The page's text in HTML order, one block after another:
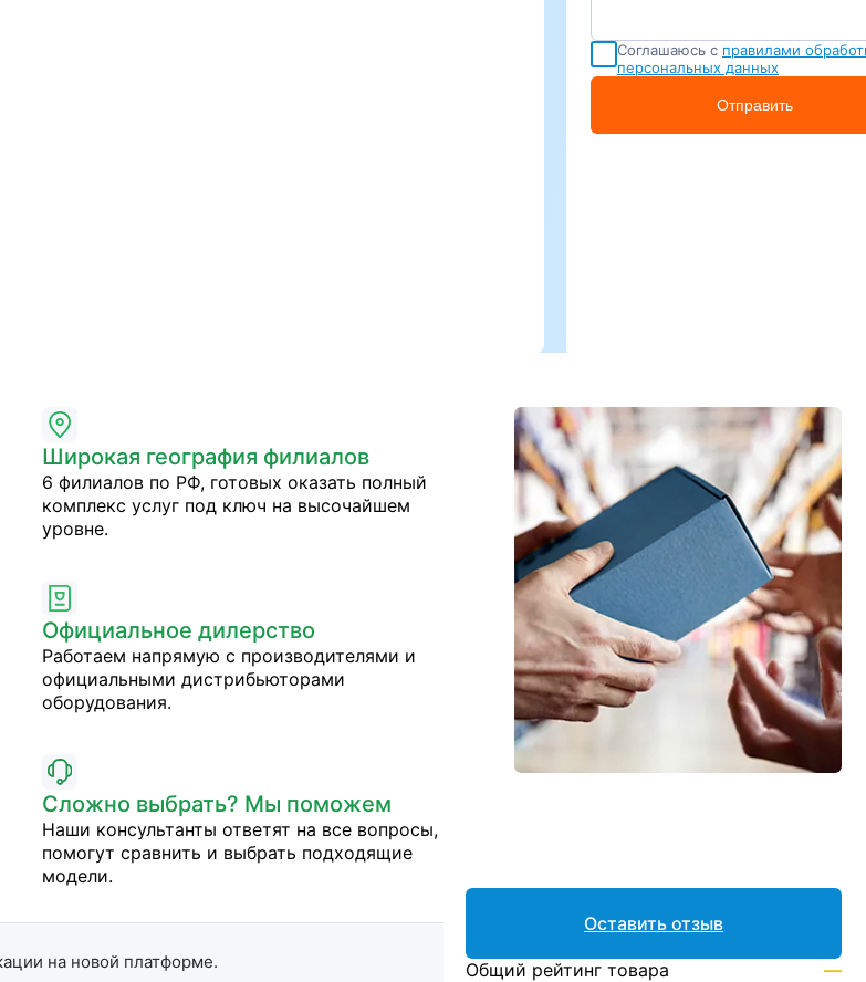
Соглашаюсь с правилами
персональных данных
Отправить
Широкая география филиалов
6 филиалов по РФ, готовых оказать полный
комплекс услуг под ключ на высочайшем
уровне.
Официальное дилерство
Работаем напрямую с производителями и
официальными дистрибьюторами
оборудования.
Сложно выбрать? Мы поможем
Наши консультанты ответят на все вопросы,
помогут сравнить и выбрать подходящие
модели.
на новой платформе.
Оставить отзыв
Общий рейтинг товара —